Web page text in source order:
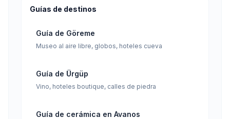
Guías de destinos
Guía de Göreme
Museo al aire libre, globos, hoteles cueva
Guía de Ürgüp
Vino, hoteles boutique, calles de piedra
Guía de cerámica en Avanos